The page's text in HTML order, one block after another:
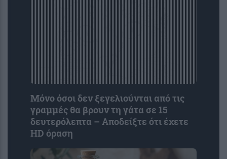
Μόνο όσοι δεν ξεγελιούνται από τις
γραμμές θα βρουν τη γάτα σε 15
δευτερόλεπτα – Αποδείξτε ότι έχετε
HD όραση